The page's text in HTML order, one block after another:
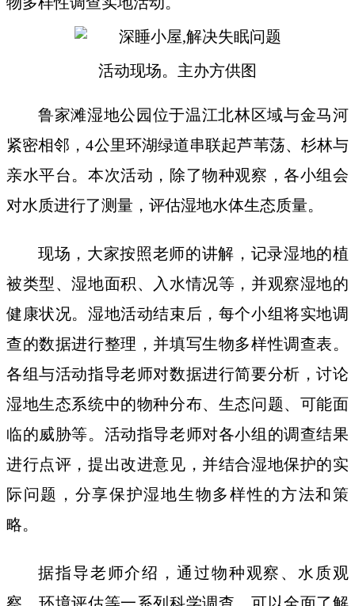
活动现场。主办方供图
鲁家滩湿地公园位于温江北林区域与金马河
紧密相邻，4公里环湖绿道串联起芦苇荡、杉林与
亲水平台。本次活动，除了物种观察，各小组会
对水质进行了测量，评估湿地水体生态质量。
现场，大家按照老师的讲解，记录湿地的植
被类型、湿地面积、入水情况等，并观察湿地的
健康状况。湿地活动结束后，每个小组将实地调
查的数据进行整理，并填写生物多样性调查表。
各组与活动指导老师对数据进行简要分析，讨论
湿地生态系统中的物种分布、生态问题、可能面
临的威胁等。活动指导老师对各小组的调查结果
进行点评，提出改进意见，并结合湿地保护的实
际问题，分享保护湿地生物多样性的方法和策
略。
据指导老师介绍，通过物种观察、水质观